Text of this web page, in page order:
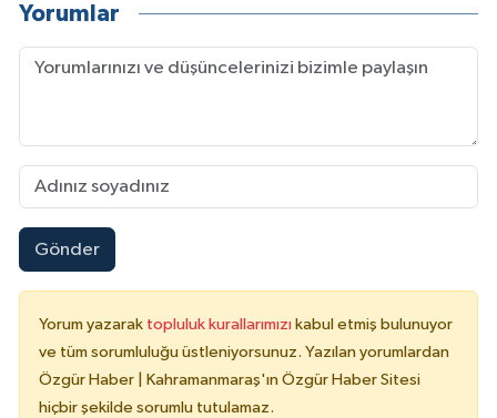
Yorumlar
Gönder
Yorum yazarak topluluk kurallarımızı kabul etmiş bulunuyor
ve tüm sorumluluğu üstleniyorsunuz. Yazılan yorumlardan
Özgür Haber | Kahramanmaraş'ın Özgür Haber Sitesi
hiçbir şekilde sorumlu tutulamaz.